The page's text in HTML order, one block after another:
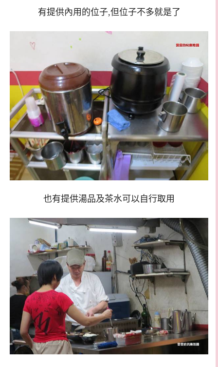
有提供內用的位子,但位子不多就是了
也有提供湯品及茶水可以自行取用